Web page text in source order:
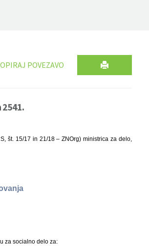
POVEZAVO
št. 15/17 in 21/18 – ZNOrg) ministrica za delo,
za socialno delo za: